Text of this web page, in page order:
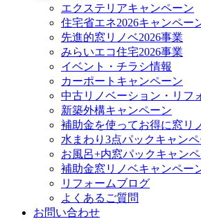
エクステリアキャンペーン
住宅省エネ2026キャンペー
先進的窓リノベ2026事業
みらいエコ住宅2026事業
イベント・チラシ情報
カーポートキャンペーン
中古リノベーション・リフ
新築外構キャンペーン
補助金を使ってお得に窓リ
水まわり3点パックキャン
お風呂+内窓パックキャン
補助金窓リノベキャンペー
リフォームブログ
よくあるご質問
お問い合わせ